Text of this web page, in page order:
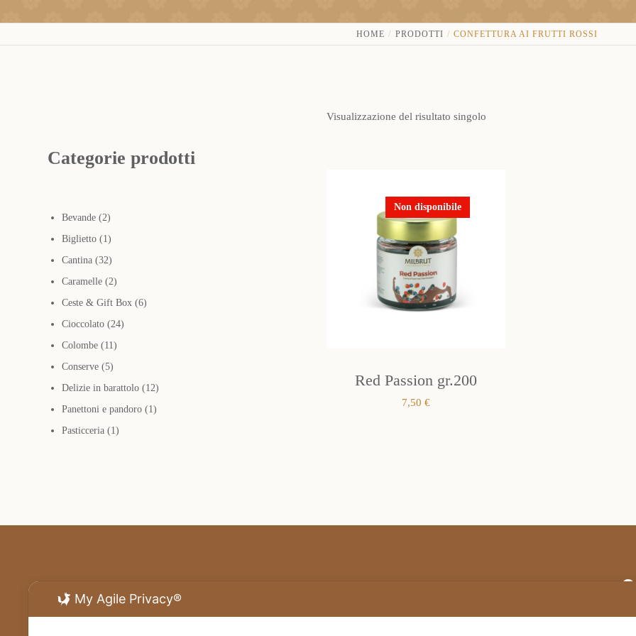
HOME PRODOTTI CONFETTURA AI FRUTTI ROSSI
Visualizzazione del risultato singolo
Red Passion gr.200
7,50€
Non disponibile
Categorie prodotti
Bevande 22
prodotti
Biglietto 11
prodotto
Cantina 3232
prodotti
Caramelle 22
prodotti
Ceste & Gift Box 66
Cioccolato 2424
Colombe 1111
Conserve 55
prodotti
Delizie in barattolo 1212
prodotti
Panettoni e pandoro 11
Pasticceria 11
My Agile Privacy®